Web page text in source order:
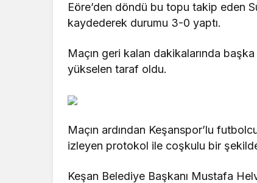
Eöre’den döndü bu topu takip eden
kaydederek durumu 3-0 yaptı.
Maçın geri kalan dakikalarında
yükselen taraf oldu.
Maçın ardından Keşanspor’lu
izleyen protokol ile coşkulu bir
Keşan Belediye Başkanı Mustafa